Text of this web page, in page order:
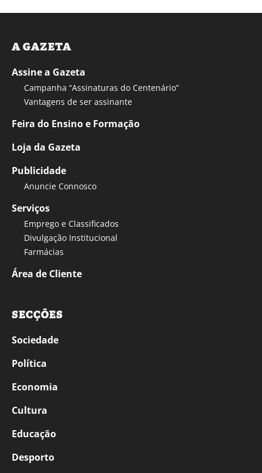
A GAZETA
Assine a Gazeta
Campanha “Assinaturas do Centenário”
Vantagens de ser assinante
Feira do Ensino e Formação
Loja da Gazeta
Publicidade
Anuncie Connosco
Serviços
Emprego e Classificados
Divulgação Institucional
Farmácias
Área de Cliente
SECÇÕES
Sociedade
Política
Economia
Cultura
Educação
Desporto